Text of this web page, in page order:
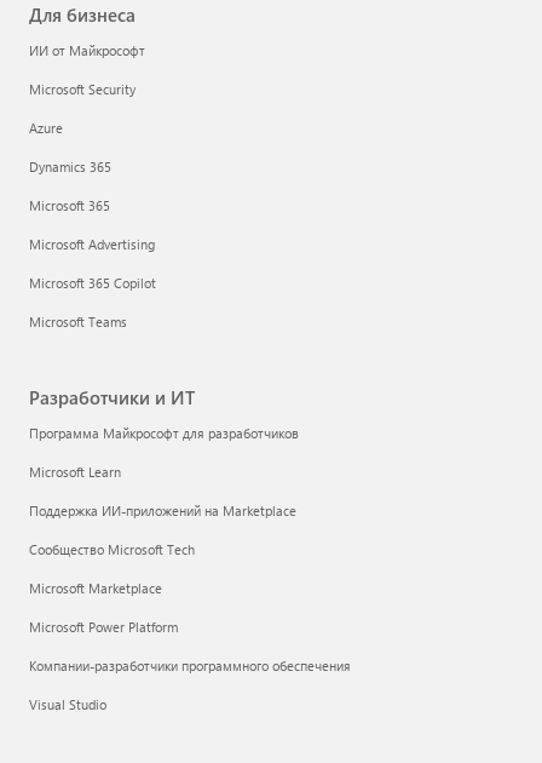
Для бизнеса
ИИ от Майкрософт
Microsoft Security
Azure
Dynamics 365
Microsoft 365
Microsoft Advertising
Microsoft 365 Copilot
Microsoft Teams
Разработчики и ИТ
Программа Майкрософт для разработчиков
Microsoft Learn
Поддержка ИИ-приложений на Marketplace
Сообщество Microsoft Tech
Microsoft Marketplace
Microsoft Power Platform
Компании-разработчики программного обеспечения
Visual Studio